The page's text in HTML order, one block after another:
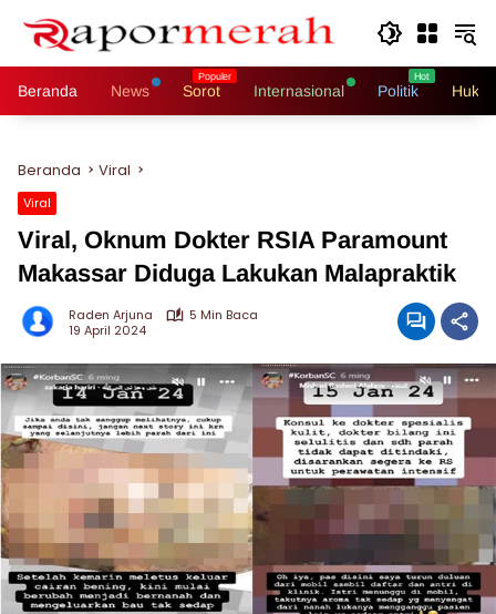
Beranda News Sorot Internasional Politik
Beranda Viral
Viral
Viral, Oknum Dokter RSIA Paramount
Makassar Diduga Lakukan Malapraktik
Raden Arjuna
5 Min Baca
19 April 2024